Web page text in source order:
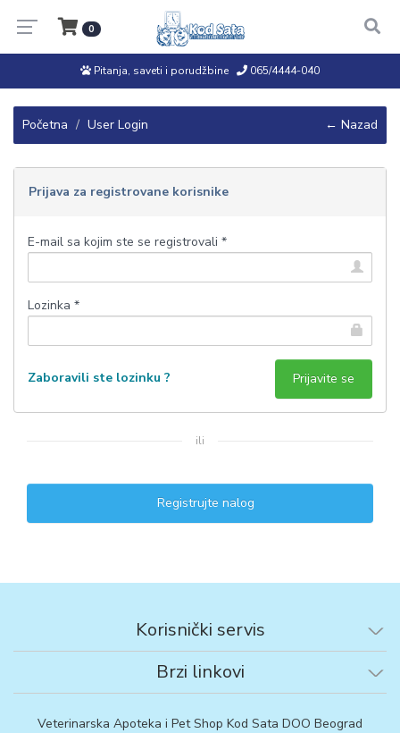
0
Pitanja, saveti i porudžbine 065/4444-040
Početna User Login ← Nazad
Prijava za registrovane korisnike
E-mail sa kojim ste se registrovali *
Lozinka *
Zaboravili ste lozinku ?
ili
Registrujte nalog
Korisnički servis
Brzi linkovi
Veterinarska Apoteka i Pet Shop Kod Sata DOO Beograd